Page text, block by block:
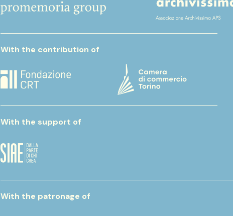
With the contribution of
With the support of
With the patronage of